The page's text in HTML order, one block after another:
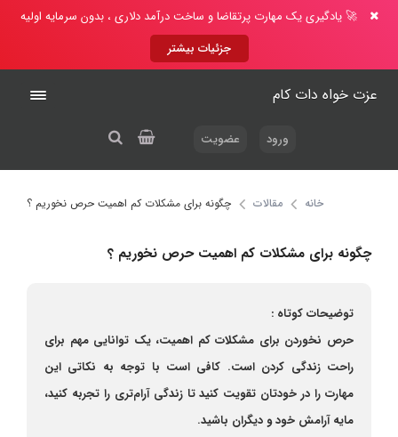
🚀 یادگیری یک مهارت پرتقاضا و ساخت درآمد دلاری ، بدون سرمایه اولیه
جزئیات بیشتر
عزت خواه دات کام
ورود عضویت
خانه مقالات چگونه برای مشکلات کم اهمیت حرص نخوریم ؟
چگونه برای مشکلات کم اهمیت حرص نخوریم ؟
توضیحات کوتاه :
حرص نخوردن برای مشکلات کم اهمیت، یک توانایی مهم برای
راحت زندگی کردن است. کافی است با توجه به نکاتی این
مهارت را در خودتان تقویت کنید تا زندگی آرام‌تری را تجربه کنید،
مایه آرامش خود و دیگران باشید.